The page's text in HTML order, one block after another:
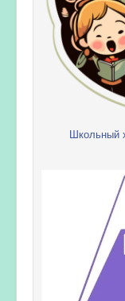
Школьный